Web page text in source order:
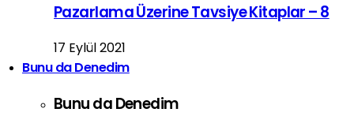
Pazarlama Üzerine Tavsiye Kitaplar – 8
17 Eylül 2021
Bunu da Denedim
Bunu da Denedim